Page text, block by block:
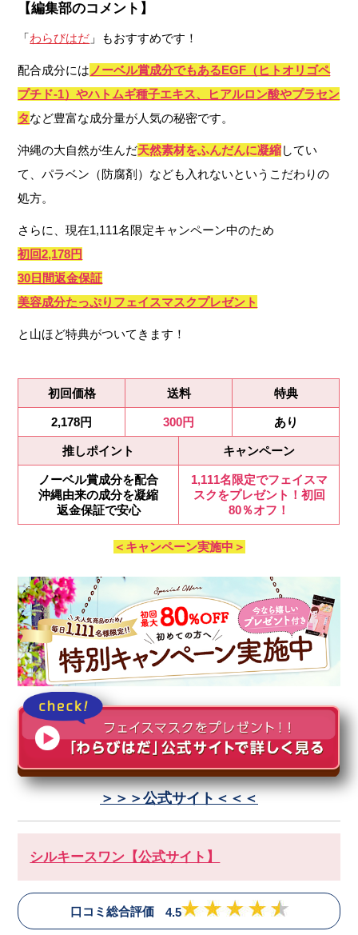
【編集部のコメント】
「わらびはだ 」もおすすめです！
配合成分には ノーベル賞成分でもあるEGF（ヒトオリゴペ
プチド-1）やハトムギ種子エキス、ヒアルロン酸やプラセン
タなど豊富な成分量が人気の秘密です。
沖縄の大自然が生んだ天然素材をふんだんに凝縮してい
て、パラベン（防腐剤）なども入れないというこだわりの
処方。
さらに、現在1,111名限定キャンペーン中のため
初回2,178円
30日間返金保証
美容成分たっぷりフェイスマスクプレゼント
と山ほど特典がついてきます！
初回価格 送料 特典
2,178円 300円 あり
推しポイント キャンペーン
ノーベル賞成分を配合
沖縄由来の成分を凝縮
返金保証で安心
1,111名限定でフェイスマ
スクをプレゼント！初回
80％オフ！
＜キャンペーン実施中＞
＞＞＞公式サイト＜＜＜
シルキースワン【公式サイト】
口コミ総合評価 4.5